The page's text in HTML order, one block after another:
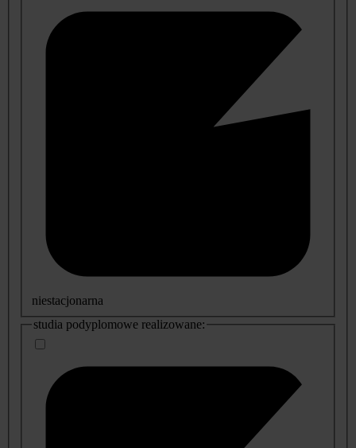
niestacjonarna
studia podyplomowe realizowane: